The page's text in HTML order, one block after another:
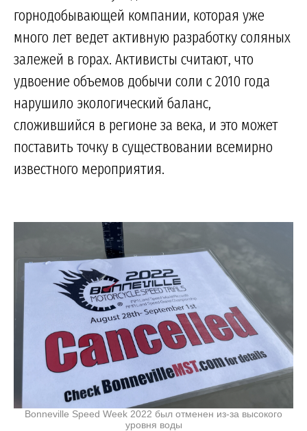
горнодобывающей компании, которая уже
много лет ведет активную разработку соляных
залежей в горах. Активисты считают, что
удвоение объемов добычи соли с 2010 года
нарушило экологический баланс,
сложившийся в регионе за века, и это может
поставить точку в существовании всемирно
известного мероприятия.
Bonneville Speed Week 2022 был отменен из-за высокого
уровня воды